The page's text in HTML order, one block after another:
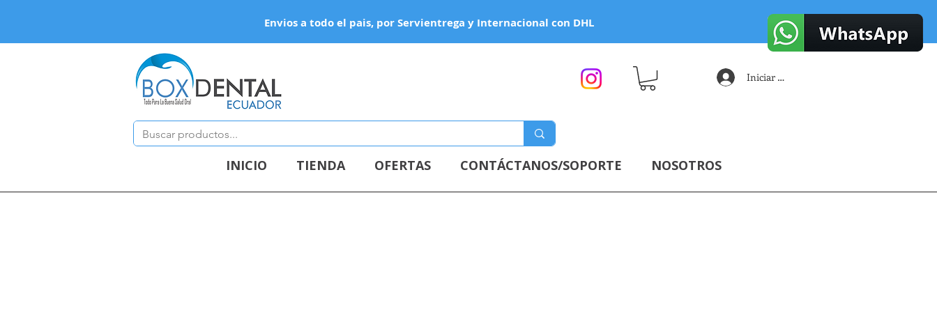
Envios a todo el pais, por Servientrega y Internacional con DHL
Iniciar sesión
INICIO TIENDA OFERTAS CONTÁCTANOS/SOPORTE NOSOTROS